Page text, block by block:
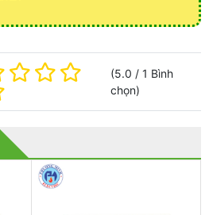
(5.0 /1 Bình
chọn)